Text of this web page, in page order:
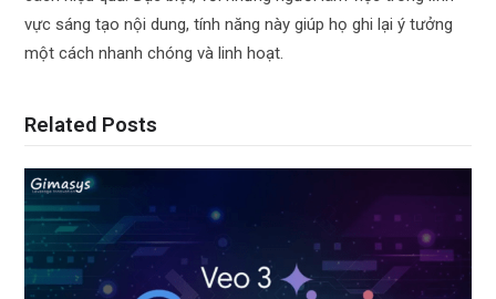
vực sáng tạo nội dung, tính năng này giúp họ ghi lại ý tưởng
một cách nhanh chóng và linh hoạt.
Related Posts